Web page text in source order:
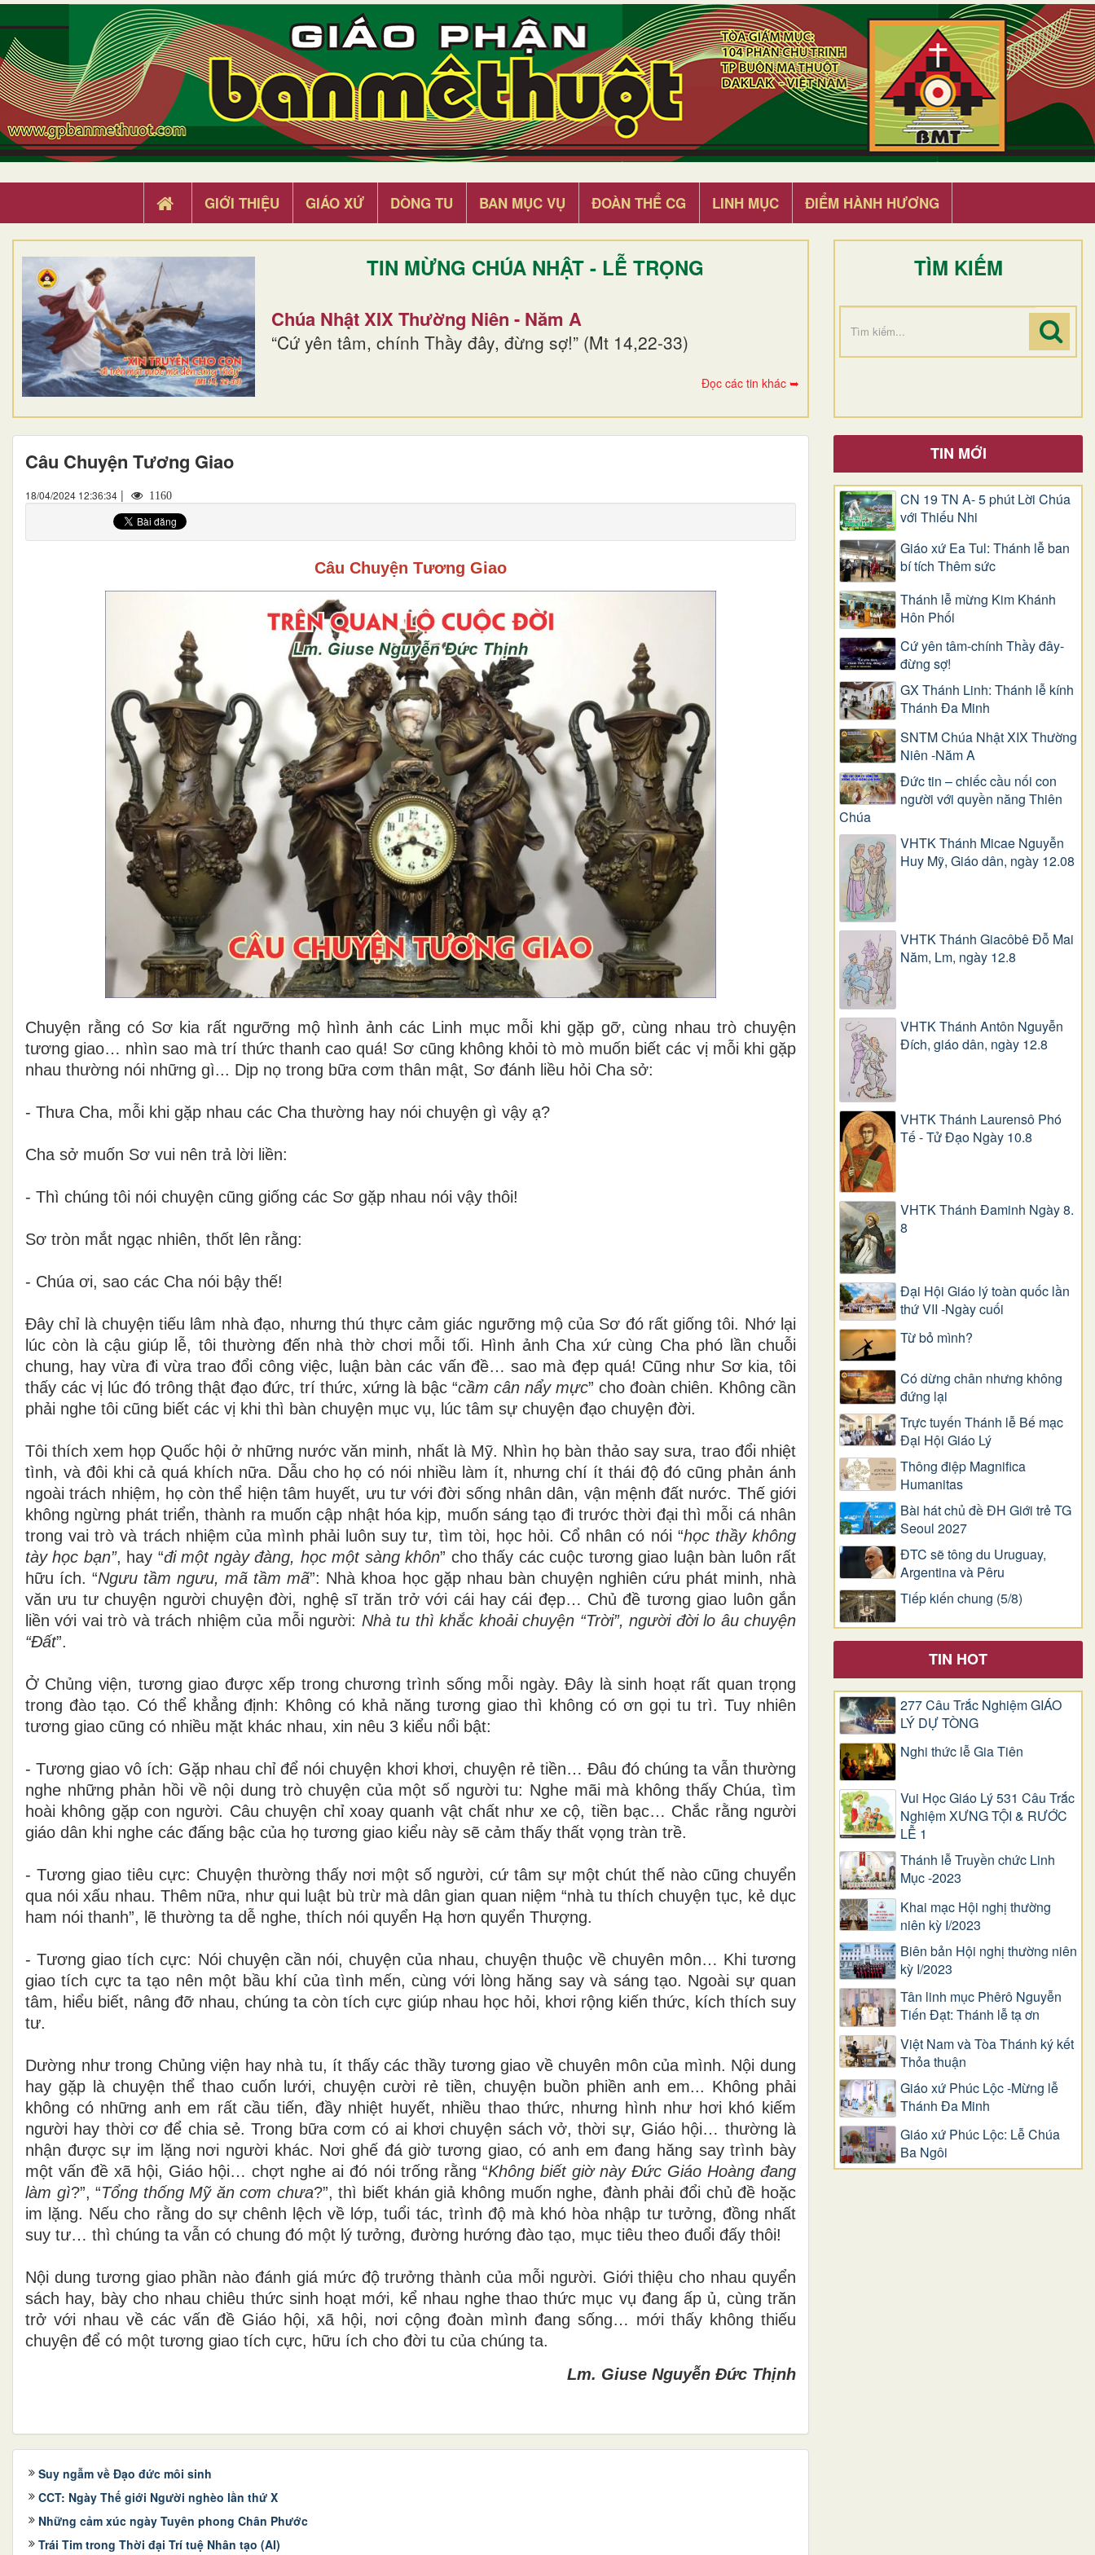
GIỚI THIỆU GIÁO XỨ DÒNG TU BAN MỤC VỤ ĐOÀN THỂ CG LINH MỤC ĐIỂM HÀNH HƯƠNG
TIN MỪNG CHÚA NHẬT - LỄ TRỌNG
Chúa Nhật XIX Thường Niên - Năm A
“Cứ yên tâm, chính Thầy đây, đừng sợ!” (Mt 14,22-33)
Đọc các tin khác ➥
TÌM KIẾM
Câu Chuyện Tương Giao
18/04/2024 12:36:34 | 1160
Câu Chuyện Tương Giao
Chuyện rằng có Sơ kia rất ngưỡng mộ hình ảnh các Linh mục mỗi khi gặp gỡ, cùng nhau trò chuyện
tương giao… nhìn sao mà trí thức thanh cao quá! Sơ cũng không khỏi tò mò muốn biết các vị mỗi khi gặp
nhau thường nói những gì... Dịp nọ trong bữa cơm thân mật, Sơ đánh liều hỏi Cha sở:
- Thưa Cha, mỗi khi gặp nhau các Cha thường hay nói chuyện gì vậy ạ?
Cha sở muốn Sơ vui nên trả lời liền:
- Thì chúng tôi nói chuyện cũng giống các Sơ gặp nhau nói vậy thôi!
Sơ tròn mắt ngạc nhiên, thốt lên rằng:
- Chúa ơi, sao các Cha nói bậy thế!
Đây chỉ là chuyện tiếu lâm nhà đạo, nhưng thú thực cảm giác ngưỡng mộ của Sơ đó rất giống tôi. Nhớ lại
lúc còn là cậu giúp lễ, tôi thường đến nhà thờ chơi mỗi tối. Hình ảnh Cha xứ cùng Cha phó lần chuỗi
chung, hay vừa đi vừa trao đổi công việc, luận bàn các vấn đề… sao mà đẹp quá! Cũng như Sơ kia, tôi
thấy các vị lúc đó trông thật đạo đức, trí thức, xứng là bậc “cầm cân nẩy mực” cho đoàn chiên. Không cần
phải nghe tôi cũng biết các vị khi thì bàn chuyện mục vụ, lúc tâm sự chuyện đạo chuyện đời.
Tôi thích xem họp Quốc hội ở những nước văn minh, nhất là Mỹ. Nhìn họ bàn thảo say sưa, trao đổi nhiệt
tình, và đôi khi cả quá khích nữa. Dẫu cho họ có nói nhiều làm ít, nhưng chí ít thái độ đó cũng phản ánh
ngoài trách nhiệm, họ còn thể hiện tâm huyết, ưu tư với đời sống nhân dân, vận mệnh đất nước. Thế giới
không ngừng phát triển, thành ra muốn cập nhật hóa kịp, muốn sáng tạo đi trước thời đại thì mỗi cá nhân
trong vai trò và trách nhiệm của mình phải luôn suy tư, tìm tòi, học hỏi. Cổ nhân có nói “học thầy không
tày học bạn”, hay “đi một ngày đàng, học một sàng khôn” cho thấy các cuộc tương giao luận bàn luôn rất
hữu ích. “Ngưu tầm ngưu, mã tầm mã”: Nhà khoa học gặp nhau bàn chuyện nghiên cứu phát minh, nhà
văn ưu tư chuyện người chuyện đời, nghệ sĩ trăn trở với cái hay cái đẹp… Chủ đề tương giao luôn gắn
liền với vai trò và trách nhiệm của mỗi người: Nhà tu thì khắc khoải chuyện “Trời”, người đời lo âu chuyện
“Đất”.
Ở Chủng viện, tương giao được xếp trong chương trình sống mỗi ngày. Đây là sinh hoạt rất quan trọng
trong đào tạo. Có thể khẳng định: Không có khả năng tương giao thì không có ơn gọi tu trì. Tuy nhiên
tương giao cũng có nhiều mặt khác nhau, xin nêu 3 kiểu nổi bật:
-Tương giao vô ích: Gặp nhau chỉ để nói chuyện khơi khơi, chuyện rẻ tiền… Đâu đó chúng ta vẫn thường
nghe những phản hồi về nội dung trò chuyện của một số người tu: Nghe mãi mà không thấy Chúa, tìm
hoài không gặp con người. Câu chuyện chỉ xoay quanh vật chất như xe cộ, tiền bạc… Chắc rằng người
giáo dân khi nghe các đấng bậc của họ tương giao kiểu này sẽ cảm thấy thất vọng tràn trề.
- Tương giao tiêu cực: Chuyện thường thấy nơi một số người, cứ tâm sự một chút thế nào cũng chuyển
qua nói xấu nhau. Thêm nữa, như qui luật bù trừ mà dân gian quan niệm “nhà tu thích chuyện tục, kẻ dục
ham nói thanh”, lẽ thường ta dễ nghe, thích nói quyển Hạ hơn quyển Thượng.
-Tương giao tích cực: Nói chuyện cần nói, chuyện của nhau, chuyện thuộc về chuyên môn… Khi tương
giao tích cực ta tạo nên một bầu khí của tình mến, cùng với lòng hăng say và sáng tạo. Ngoài sự quan
tâm, hiểu biết, nâng đỡ nhau, chúng ta còn tích cực giúp nhau học hỏi, khơi rộng kiến thức, kích thích suy
tư.
Dường như trong Chủng viện hay nhà tu, ít thấy các thầy tương giao về chuyên môn của mình. Nội dung
hay gặp là chuyện thể thao cuốn lưới, chuyện cười rẻ tiền, chuyện buồn phiền anh em... Không phải
không có những anh em rất cầu tiến, đầy nhiệt huyết, nhiều thao thức, nhưng hình như hơi khó kiếm
người hay thời cơ để chia sẻ. Trong bữa cơm có ai khơi chuyện sách vở, thời sự, Giáo hội… thường là
nhận được sự im lặng nơi người khác. Nơi ghế đá giờ tương giao, có anh em đang hăng say trình bày
một vấn đề xã hội, Giáo hội… chợt nghe ai đó nói trống rằng “Không biết giờ này Đức Giáo Hoàng đang
làm gì?”, “Tổng thống Mỹ ăn cơm chưa?”, thì biết khán giả không muốn nghe, đành phải đổi chủ đề hoặc
im lặng. Nếu cho rằng do sự chênh lệch về lớp, tuổi tác, trình độ mà khó hòa nhập tư tưởng, đồng nhất
suy tư… thì chúng ta vẫn có chung đó một lý tưởng, đường hướng đào tạo, mục tiêu theo đuổi đấy thôi!
Nội dung tương giao phần nào đánh giá mức độ trưởng thành của mỗi người. Giới thiệu cho nhau quyển
sách hay, bày cho nhau chiêu thức sinh hoạt mới, kể nhau nghe thao thức mục vụ đang ấp ủ, cùng trăn
trở với nhau về các vấn đề Giáo hội, xã hội, nơi cộng đoàn mình đang sống… mới thấy không thiếu
chuyện để có một tương giao tích cực, hữu ích cho đời tu của chúng ta.
Lm. Giuse Nguyễn Đức Thịnh
Suy ngẫm về Đạo đức môi sinh
CCT: Ngày Thế giới Người nghèo lần thứ X
Những cảm xúc ngày Tuyên phong Chân Phước
Trái Tim trong Thời đại Trí tuệ Nhân tạo (AI)
TIN MỚI
CN 19 TN A- 5 phút Lời Chúa
với Thiếu Nhi
Giáo xứ Ea Tul: Thánh lễ ban
bí tích Thêm sức
Thánh lễ mừng Kim Khánh
Hôn Phối
Cứ yên tâm-chính Thầy đây-
đừng sợ!
GX Thánh Linh: Thánh lễ kính
Thánh Đa Minh
SNTM Chúa Nhật XIX Thường
Niên -Năm A
Đức tin – chiếc cầu nối con
người với quyền năng Thiên
Chúa
VHTK Thánh Micae Nguyễn
Huy Mỹ, Giáo dân, ngày 12.08
VHTK Thánh Giacôbê Ðỗ Mai
Năm, Lm, ngày 12.8
VHTK Thánh Antôn Nguyễn
Ðích, giáo dân, ngày 12.8
VHTK Thánh Laurensô Phó
Tế - Tử Đạo Ngày 10.8
VHTK Thánh Đaminh Ngày 8.
8
Đại Hội Giáo lý toàn quốc lần
thứ VII -Ngày cuối
Từ bỏ mình?
Có dừng chân nhưng không
đứng lại
Trực tuyến Thánh lễ Bế mạc
Đại Hội Giáo Lý
Thông điệp Magnifica
Humanitas
Bài hát chủ đề ĐH Giới trẻ TG
Seoul 2027
ĐTC sẽ tông du Uruguay,
Argentina và Pêru
Tiếp kiến chung (5/8)
TIN HOT
277 Câu Trắc Nghiệm GIÁO
LÝ DỰ TÒNG
Nghi thức lễ Gia Tiên
Vui Học Giáo Lý 531 Câu Trắc
Nghiệm XƯNG TỘI & RƯỚC
LỄ 1
Thánh lễ Truyền chức Linh
Mục -2023
Khai mạc Hội nghị thường
niên kỳ I/2023
Biên bản Hội nghị thường niên
kỳ I/2023
Tân linh mục Phêrô Nguyễn
Tiến Đạt: Thánh lễ tạ ơn
Việt Nam và Tòa Thánh ký kết
Thỏa thuận
Giáo xứ Phúc Lộc -Mừng lễ
Thánh Đa Minh
Giáo xứ Phúc Lộc: Lễ Chúa
Ba Ngôi